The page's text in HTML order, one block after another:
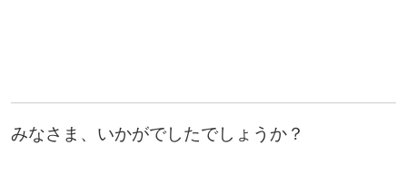
みなさま、いかがでしたでしょうか？